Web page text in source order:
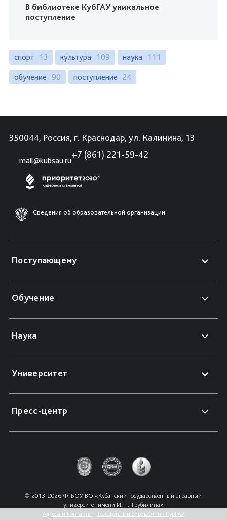
В библиотеке КубГАУ уникальное
поступление
спорт 13 культура 109 наука 111
обучение 90 поступление 24
350044, Россия, г. Краснодар, ул. Калинина, 13
mail@kubsau.ru
+7 (861) 221-59-42
Сведения об образовательной организации
Поступающему
Обучение
Наука
Университет
Пресс-центр
© 2013-2026 ФГБОУ ВО «Кубанский государственный аграрный
университет имени И. Т. Трубилина»
Адреса и контакты
Телефонный справочник КубГАУ